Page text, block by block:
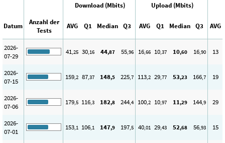
Download (Mbits) Upload (Mbits)
Datum
Anzahl der
Tests
AVG Q1 Median Q3 AVG Q1 Median Q3 AVG
2026-
07-29
41,25 30,16 44,87 55,96 16,66 10,37 10,60 16,90 13
2026-
07-15
159,2 87,37 148,5 225,7 113,2 29,77 53,23 166,7 19
2026-
07-06
179,5 116,3 182,8 244,4 100,2 10,97 11,29 144,9 29
2026-
07-01
153,1 106,1 147,9 197,5 40,01 29,43 52,68 56,93 15